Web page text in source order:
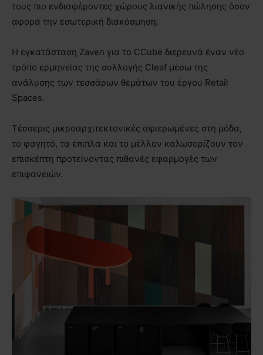
τους πιο ενδιαφέροντες χώρους λιανικής πώλησης όσον
αφορά την εσωτερική διακόσμηση.
Η εγκατάσταση Zaven για το CCube διερευνά έναν νέο
τρόπο ερμηνείας της συλλογής Cleaf μέσω της
ανάλυσης των τεσσάρων θεμάτων του έργου Retail
Spaces.
Τέσσερις μικροαρχιτεκτονικές αφιερωμένες στη μόδα,
το φαγητό, τα έπιπλα και το μέλλον καλωσορίζουν τον
επισκέπτη προτείνοντας πιθανές εφαρμογές των
επιφανειών.